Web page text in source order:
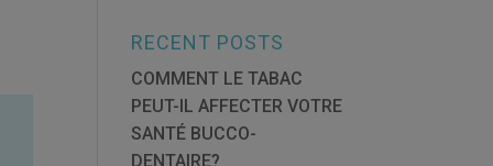
RECENT POSTS
COMMENT LE TABAC
PEUT-IL AFFECTER VOTRE
SANTÉ BUCCO-
DENTAIRE?